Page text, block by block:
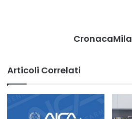
Articoli Correlati